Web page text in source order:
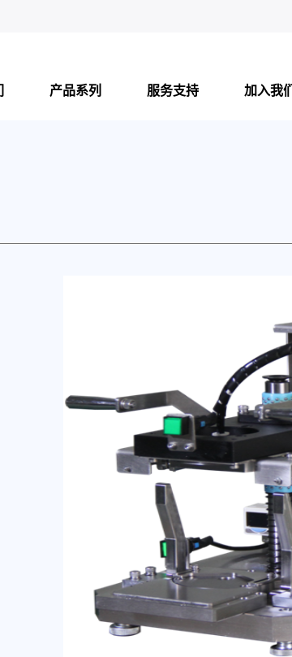
产品系列 服务支持 加入我们